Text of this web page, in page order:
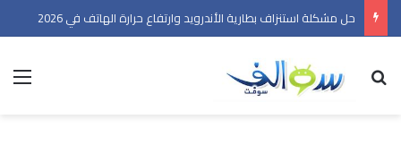
حل مشكلة استنزاف بطارية الأندرويد وارتفاع حرارة الهاتف في 2026
بحث عن